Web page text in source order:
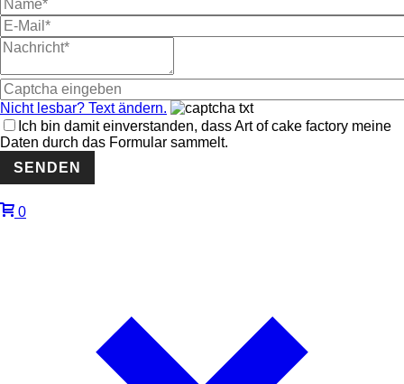
Nicht lesbar? Text ändern.
Ich bin damit einverstanden, dass Art of cake factory meine
Daten durch das Formular sammelt.
SENDEN
0